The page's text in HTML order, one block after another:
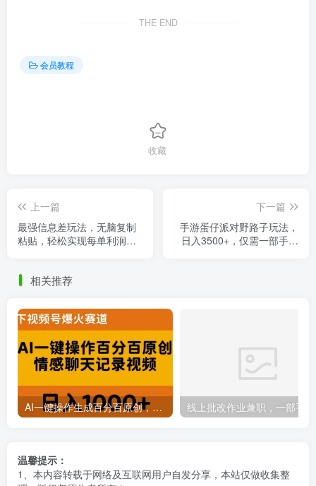
THE END
会员教程
收藏
上一篇
最强信息差玩法，无脑复制
粘贴，轻松实现每单利润
下一篇
手游蛋仔派对野路子玩法，
日入3500+，仅需一部手机
相关推荐
AI一键操作生成百分百原创，揭秘情感聊天记录视频，当下视频号爆火新赛道
温馨提示：
1、本内容转载于网络及互联网用户自发分享，本站仅做收集整